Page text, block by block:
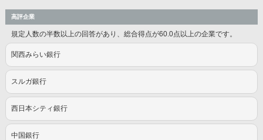
高評企業
規定人数の半数以上の回答があり、総合得点が60.0点以上の企業です。
関西みらい銀行
スルガ銀行
西日本シティ銀行
中国銀行